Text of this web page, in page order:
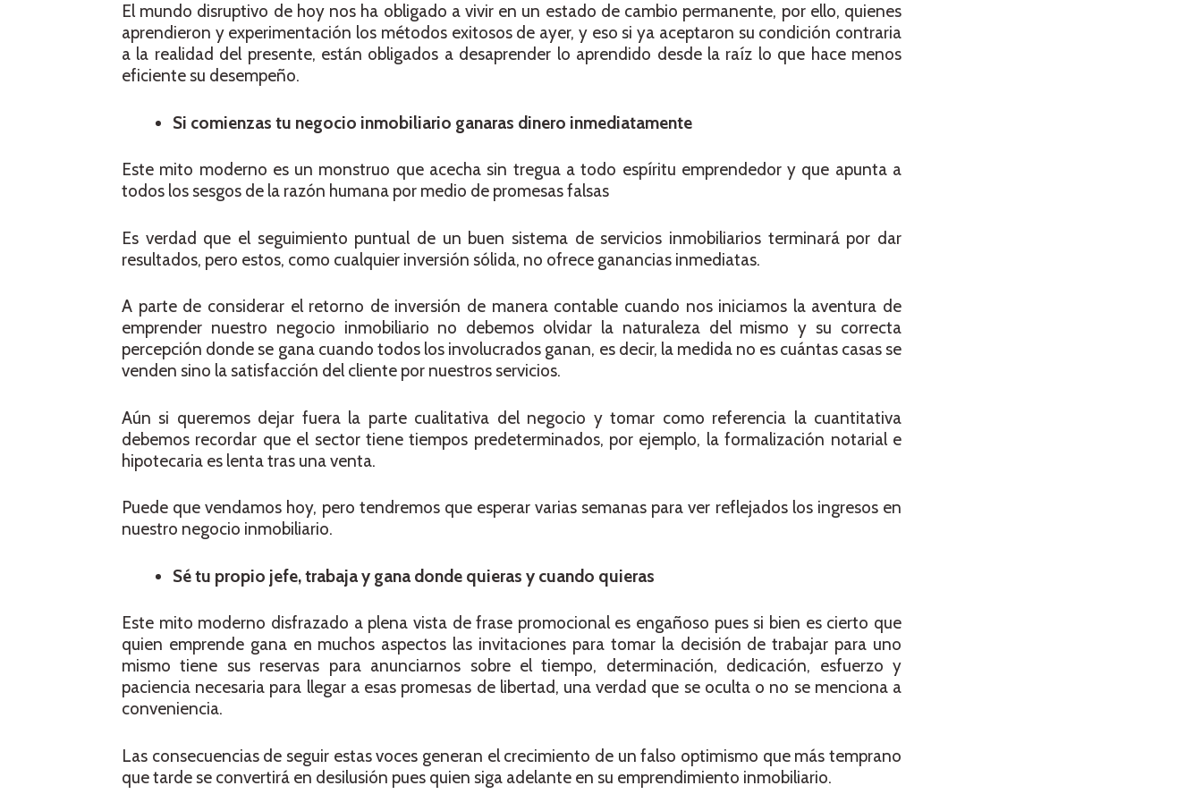
El mundo disruptivo de hoy nos ha obligado a vivir en un estado de cambio permanente, por ello, quienes
aprendieron y experimentación los métodos exitosos de ayer, y eso si ya aceptaron su condición contraria
a la realidad del presente, están obligados a desaprender lo aprendido desde la raíz lo que hace menos
eficiente su desempeño.
Si comienzas tu negocio inmobiliario ganaras dinero inmediatamente
Este mito moderno es un monstruo que acecha sin tregua a todo espíritu emprendedor y que apunta a
todos los sesgos de la razón humana por medio de promesas falsas
Es verdad que el seguimiento puntual de un buen sistema de servicios inmobiliarios terminará por dar
resultados, pero estos, como cualquier inversión sólida, no ofrece ganancias inmediatas.
A parte de considerar el retorno de inversión de manera contable cuando nos iniciamos la aventura de
emprender nuestro negocio inmobiliario no debemos olvidar la naturaleza del mismo y su correcta
percepción donde se gana cuando todos los involucrados ganan, es decir, la medida no es cuántas casas se
venden sino la satisfacción del cliente por nuestros servicios.
Aún si queremos dejar fuera la parte cualitativa del negocio y tomar como referencia la cuantitativa
debemos recordar que el sector tiene tiempos predeterminados, por ejemplo, la formalización notarial e
hipotecaria es lenta tras una venta.
Puede que vendamos hoy, pero tendremos que esperar varias semanas para ver reflejados los ingresos en
nuestro negocio inmobiliario.
Sé tu propio jefe, trabaja y gana donde quieras y cuando quieras
Este mito moderno disfrazado a plena vista de frase promocional es engañoso pues si bien es cierto que
quien emprende gana en muchos aspectos las invitaciones para tomar la decisión de trabajar para uno
mismo tiene sus reservas para anunciarnos sobre el tiempo, determinación, dedicación, esfuerzo y
paciencia necesaria para llegar a esas promesas de libertad, una verdad que se oculta o no se menciona a
conveniencia.
Las consecuencias de seguir estas voces generan el crecimiento de un falso optimismo que más temprano
que tarde se convertirá en desilusión pues quien siga adelante en su emprendimiento inmobiliario.